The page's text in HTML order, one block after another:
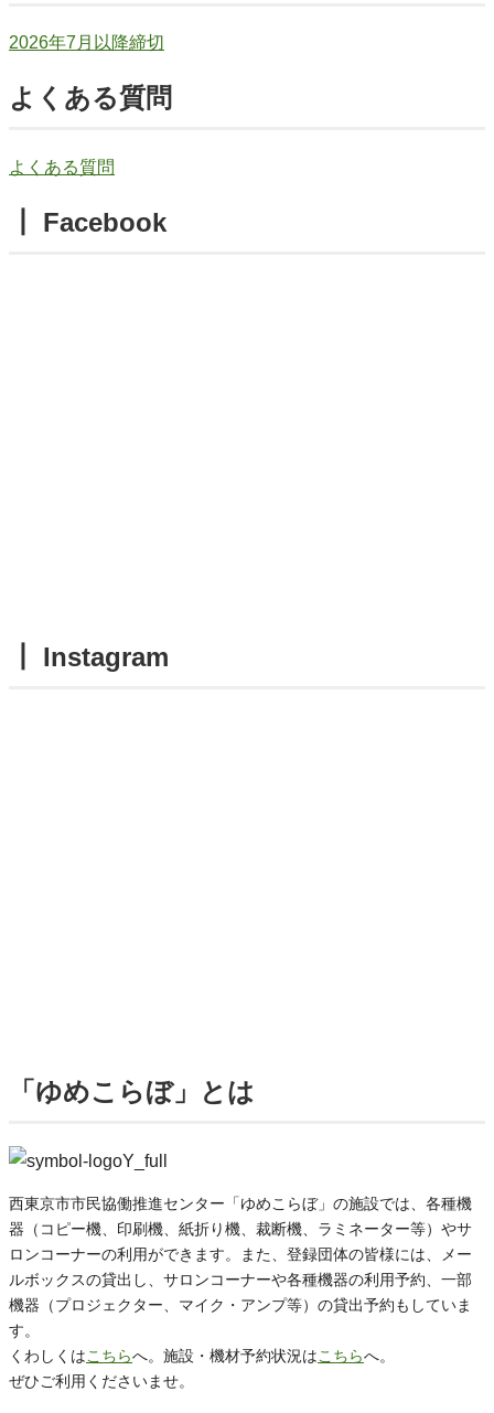
2026年7月以降締切
よくある質問
よくある質問
┃ Facebook
┃ Instagram
「ゆめこらぼ」とは
西東京市市民協働推進センター「ゆめこらぼ」の施設では、各種機
器（コピー機、印刷機、紙折り機、裁断機、ラミネーター等）やサ
ロンコーナーの利用ができます。また、登録団体の皆様には、メー
ルボックスの貸出し、サロンコーナーや各種機器の利用予約、一部
機器（プロジェクター、マイク・アンプ等）の貸出予約もしていま
す。
くわしくはこちらへ。施設・機材予約状況はこちらへ。
ぜひご利用くださいませ。